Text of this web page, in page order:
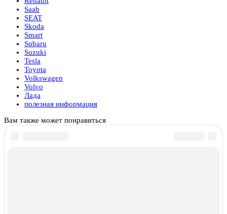
Saab
SEAT
Skoda
Smart
Subaru
Suzuki
Tesla
Toyota
Volkswagen
Volvo
Лада
полезная информация
Вам также может понравиться